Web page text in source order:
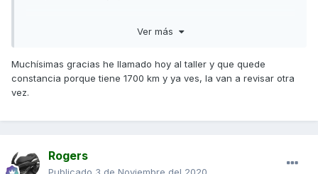
temperatura correcta, en caso necesario cambiar el
manocontacto de radiador.
sistema la bomba cavita y el líquido no circula
Ver más
Muchísimas gracias he llamado hoy al taller y que quede
constancia porque tiene 1700 km y ya ves, la van a revisar otra
vez.
Rogers